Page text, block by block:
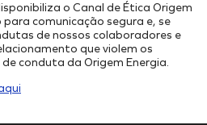
o Canal de Ética Origem
para comunicação segura e, se
de nossos colaboradores e
que violem os
conduta da Origem Energia.